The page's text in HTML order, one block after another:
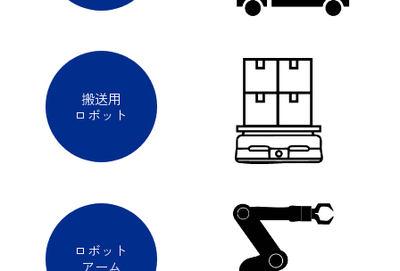
搬送用
ロボット
ロボット
アーム